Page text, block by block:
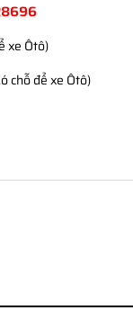
xe Ôtô)
chỗ để xe Ôtô)